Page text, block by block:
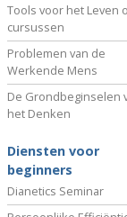
Tools voor het Leven
cursussen
Problemen van de
Werkende Mens
De Grondbeginselen
het Denken
Diensten voor
beginners
Dianetics Seminar